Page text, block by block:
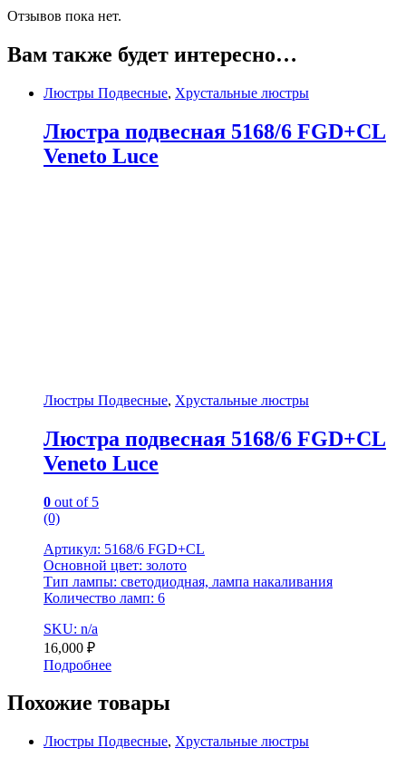
Отзывов пока нет.
Вам также будет интересно…
Люстры Подвесные, Хрустальные люстры
Люстра подвесная 5168/6 FGD+CL
Veneto Luce
Люстры Подвесные, Хрустальные люстры
Люстра подвесная 5168/6 FGD+CL
Veneto Luce
0 out of 5
(0)
Артикул: 5168/6 FGD+CL
Основной цвет: золото
Тип лампы: светодиодная, лампа накаливания
Количество ламп: 6
SKU: n/a
16,000 ₽
Подробнее
Похожие товары
Люстры Подвесные, Хрустальные люстры